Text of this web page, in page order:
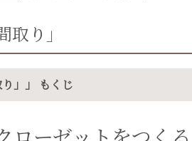
り」
」」 もくじ